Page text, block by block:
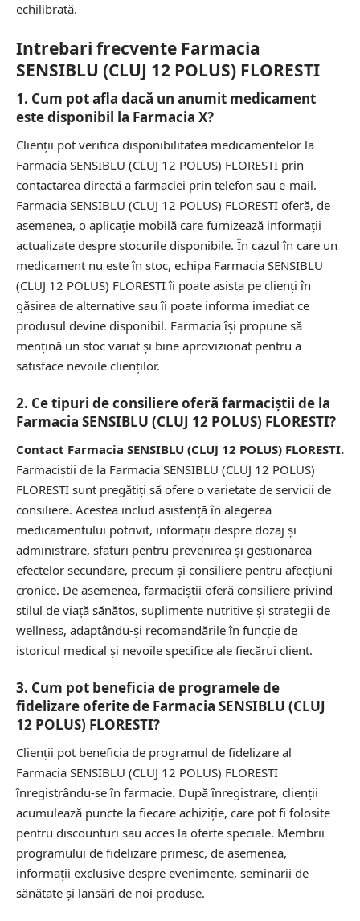
echilibrată.
Intrebari frecvente Farmacia
SENSIBLU (CLUJ 12 POLUS) FLORESTI
1. Cum pot afla dacă un anumit medicament
este disponibil la Farmacia X?
Clienții pot verifica disponibilitatea medicamentelor la
Farmacia SENSIBLU (CLUJ 12 POLUS) FLORESTI prin
contactarea directă a farmaciei prin telefon sau e-mail.
Farmacia SENSIBLU (CLUJ 12 POLUS) FLORESTI oferă, de
asemenea, o aplicație mobilă care furnizează informații
actualizate despre stocurile disponibile. În cazul în care un
medicament nu este în stoc, echipa Farmacia SENSIBLU
(CLUJ 12 POLUS) FLORESTI îi poate asista pe clienți în
găsirea de alternative sau îi poate informa imediat ce
produsul devine disponibil. Farmacia își propune să
mențină un stoc variat și bine aprovizionat pentru a
satisface nevoile clienților.
2. Ce tipuri de consiliere oferă farmaciștii de la
Farmacia SENSIBLU (CLUJ 12 POLUS) FLORESTI?
Contact Farmacia SENSIBLU (CLUJ 12 POLUS) FLORESTI.
Farmaciștii de la Farmacia SENSIBLU (CLUJ 12 POLUS)
FLORESTI sunt pregătiți să ofere o varietate de servicii de
consiliere. Acestea includ asistență în alegerea
medicamentului potrivit, informații despre dozaj și
administrare, sfaturi pentru prevenirea și gestionarea
efectelor secundare, precum și consiliere pentru afecțiuni
cronice. De asemenea, farmaciștii oferă consiliere privind
stilul de viață sănătos, suplimente nutritive și strategii de
wellness, adaptându-și recomandările în funcție de
istoricul medical și nevoile specifice ale fiecărui client.
3. Cum pot beneficia de programele de
fidelizare oferite de Farmacia SENSIBLU (CLUJ
12 POLUS) FLORESTI?
Clienții pot beneficia de programul de fidelizare al
Farmacia SENSIBLU (CLUJ 12 POLUS) FLORESTI
înregistrându-se în farmacie. După înregistrare, clienții
acumulează puncte la fiecare achiziție, care pot fi folosite
pentru discounturi sau acces la oferte speciale. Membrii
programului de fidelizare primesc, de asemenea,
informații exclusive despre evenimente, seminarii de
sănătate și lansări de noi produse.